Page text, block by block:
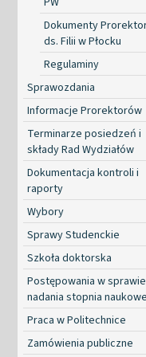
Dokumenty
ds. Filii w Płocku
Regulaminy
Sprawozdania
Informacje Prorektorów
Terminarze posiedzeń i
składy Rad Wydziałów
Dokumentacja kontroli i
raporty
Wybory
Sprawy Studenckie
Szkoła doktorska
Postępowania w sprawie
nadania stopnia
Praca w Politechnice
Zamówienia publiczne